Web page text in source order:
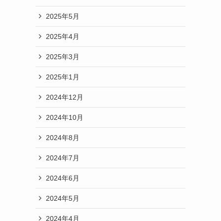
2025年5月
2025年4月
2025年3月
2025年1月
2024年12月
2024年10月
2024年8月
2024年7月
2024年6月
2024年5月
2024年4月